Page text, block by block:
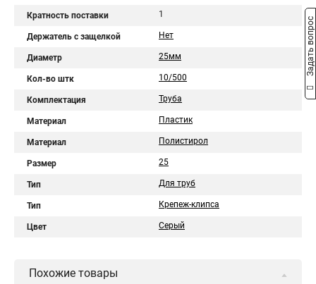
Кратность поставки 1
Держатель с защелкой Нет
Диаметр 25мм
Кол-во штк 10/500
Комплектация Труба
Материал Пластик
Материал Полистирол
Размер 25
Тип Для труб
Тип Крепеж-клипса
Цвет Серый
Похожие товары
Задать вопрос